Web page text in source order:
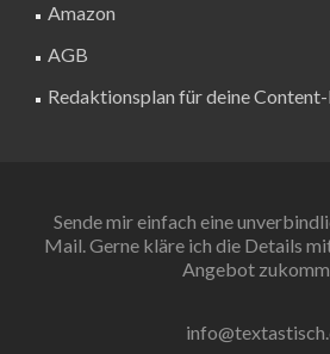
Amazon
AGB
Redaktionsplan für deine
Sende mir einfach eine
Mail. Gerne kläre ich die Details
Angebot